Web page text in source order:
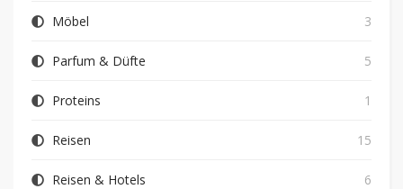
Möbel 3
Parfum & Düfte 5
Proteins 1
Reisen 15
Reisen & Hotels 6